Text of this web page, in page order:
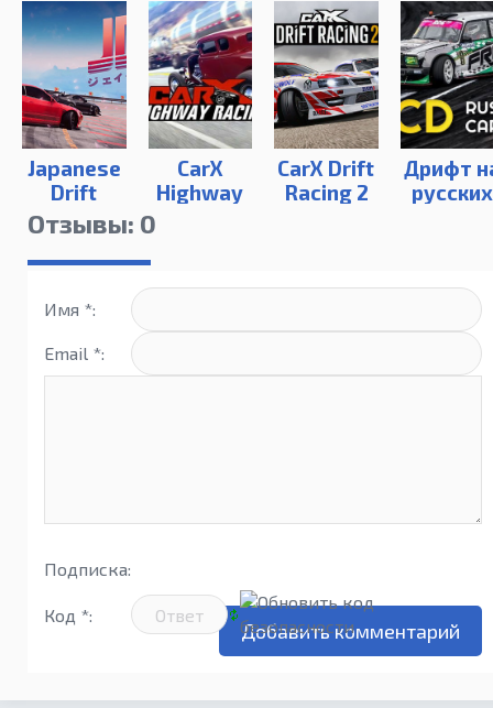
Japanese
Drift
Master
CarX
Highway
Racing на
CarX Drift
Racing 2
Дрифт
русских
Отзывы: 0
Имя *:
Email *:
Подписка:
Код *: